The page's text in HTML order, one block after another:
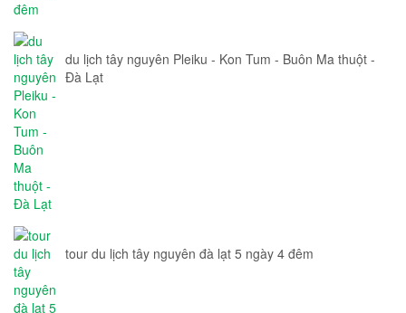
du lịch tây nguyên Pleiku - Kon Tum - Buôn Ma thuột -
Đà Lạt
tour du lịch tây nguyên đà lạt 5 ngày 4 đêm